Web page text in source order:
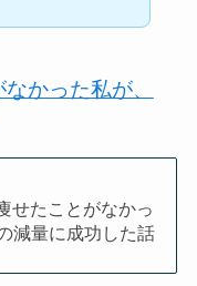
かった私が、
せたことがなかっ
減量に成功した話